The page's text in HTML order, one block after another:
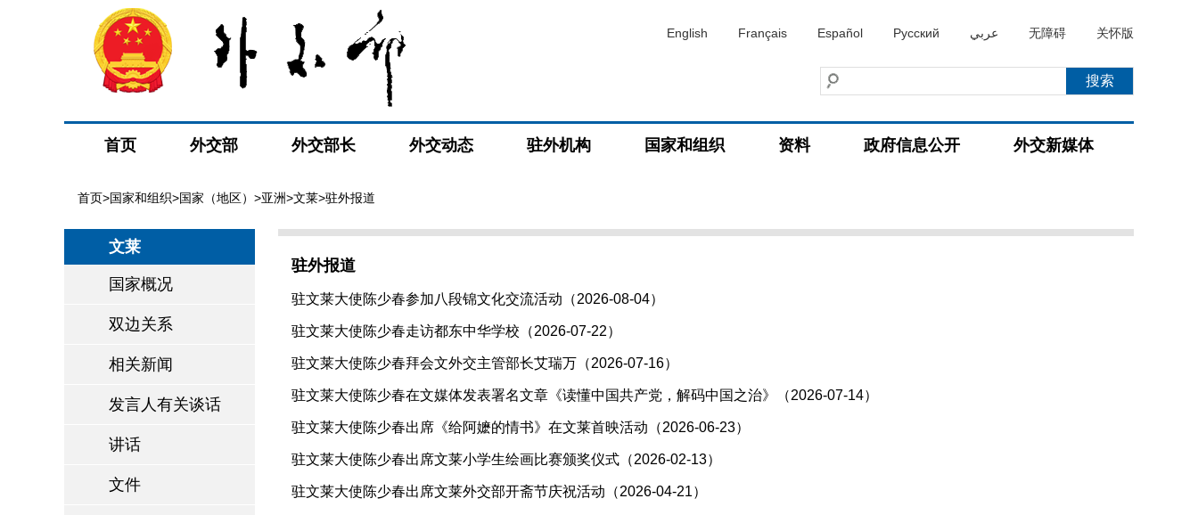
English Français Español Русский عربي 无障碍 关怀版
首页 外交部 外交部长 外交动态 驻外机构 国家和组织 资料 政府信息公开 外交新媒体
首页>国家和组织>国家（地区） >亚洲>文莱>驻外报道
文莱
国家概况
双边关系
相关新闻
发言人有关谈话
讲话
文件
驻外报道
驻文莱大使陈少春参加八段锦文化交流活动（2026-08-04）
驻文莱大使陈少春走访都东中华学校（2026-07-22）
驻文莱大使陈少春拜会文外交主管部长艾瑞万（2026-07-16）
驻文莱大使陈少春在文媒体发表署名文章《读懂中国共产党，解码中国之治》（2026-07-14）
驻文莱大使陈少春出席《给阿嬷的情书》在文莱首映活动（2026-06-23）
驻文莱大使陈少春出席文莱小学生绘画比赛颁奖仪式（2026-02-13）
驻文莱大使陈少春出席文莱外交部开斋节庆祝活动（2026-04-21）